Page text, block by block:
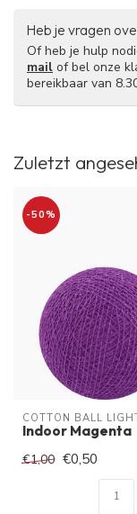
Heb je vragen
Of heb je hulp
mail of bel onze
bereikbaar van
Zuletzt
-50%
COTTON BALL
Indoor Magenta
€1,00 €0,50